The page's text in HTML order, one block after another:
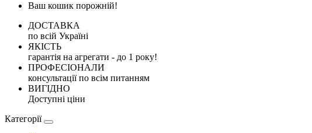
Ваш кошик порожній!
ДОСТАВКА
по всій Україні
ЯКІСТЬ
гарантія на агрегати - до 1 року!
ПРОФЕСІОНАЛИ
консультації по всім питанням
ВИГІДНО
Доступні ціни
Категорії